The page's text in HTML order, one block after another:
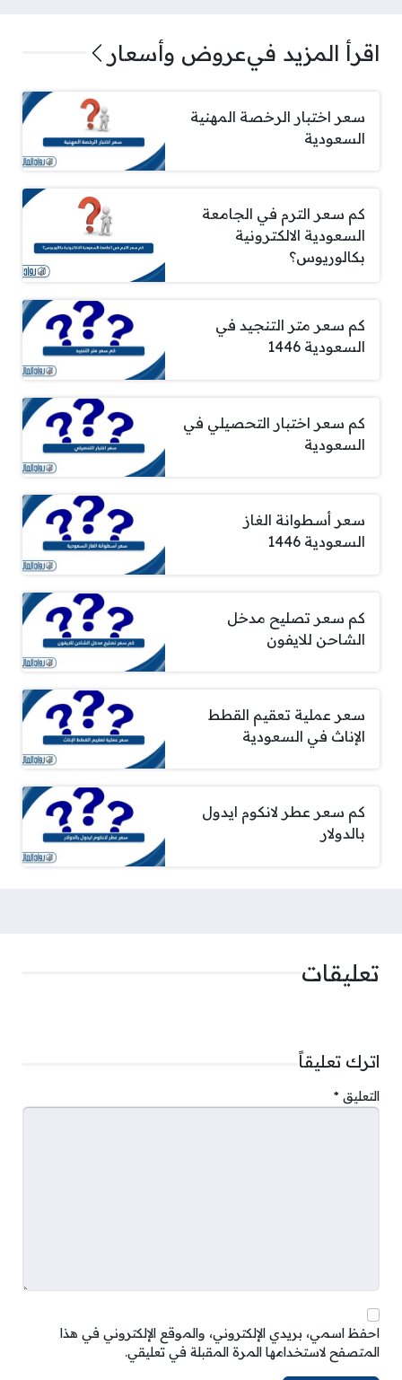
اقرأ المزيد فيعروض وأسعار
سعر اختبار الرخصة المهنية
السعودية
كم سعر الترم في الجامعة
السعودية الالكترونية
بكالوريوس؟
كم سعر متر التنجيد في
السعودية 1446
كم سعر اختبار التحصيلي في
السعودية
سعر أسطوانة الغاز
السعودية 1446
كم سعر تصليح مدخل
الشاحن للايفون
سعر عملية تعقيم القطط
الإناث في السعودية
كم سعر عطر لانكوم ايدول
بالدولار
تعليقات
اترك تعليقاً
التعليق *
احفظ اسمي، بريدي الإلكتروني، والموقع الإلكتروني في هذا
المتصفح لاستخدامها المرة المقبلة في تعليقي.